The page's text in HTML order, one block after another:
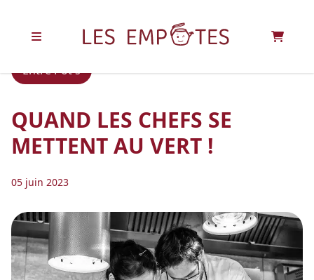
Blog>Quand les chefs se mettent au vert !
Entre Pot's
QUAND LES CHEFS SE
METTENT AU VERT !
05 juin 2023